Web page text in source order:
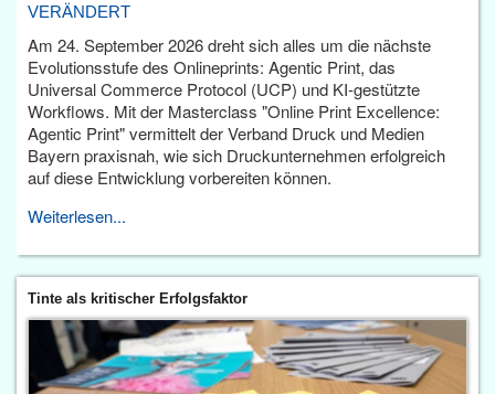
VERÄNDERT
Am 24. September 2026 dreht sich alles um die nächste
Evolutionsstufe des Onlineprints: Agentic Print, das
Universal Commerce Protocol (UCP) und KI-gestützte
Workflows. Mit der Masterclass "Online Print Excellence:
Agentic Print" vermittelt der Verband Druck und Medien
Bayern praxisnah, wie sich Druckunternehmen erfolgreich
auf diese Entwicklung vorbereiten können.
Weiterlesen...
Tinte als kritischer Erfolgsfaktor